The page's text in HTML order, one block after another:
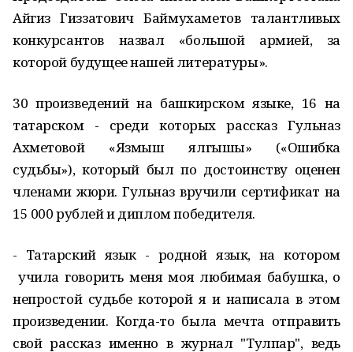
Айгиз Гиззатович Баймухаметов талантливых
конкурсантов назвал «большой армией, за
которой будущее нашей литературы».
30 произведений на башкирском языке, 16 на
татарском - среди которых рассказ Гульназ
Ахметовой «Язмыш ялгышы» («Ошибка
судьбы»), который был по достоинству оценен
членами жюри. Гульназ вручили сертификат на
15 000 рублей и диплом победителя.
- Татарский язык - родной язык, на котором
учила говорить меня моя любимая бабушка, о
непростой судьбе которой я и написала в этом
произведении. Когда-то была мечта отправить
свой рассказ именно в журнал "Тулпар", ведь